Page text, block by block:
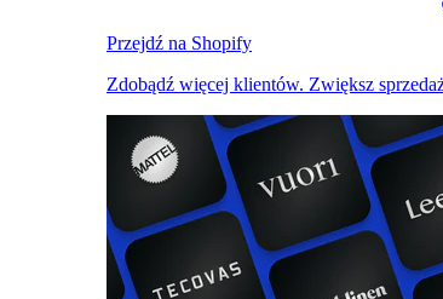
Przejdź na Shopify
Zdobądź więcej klientów. Zwiększ